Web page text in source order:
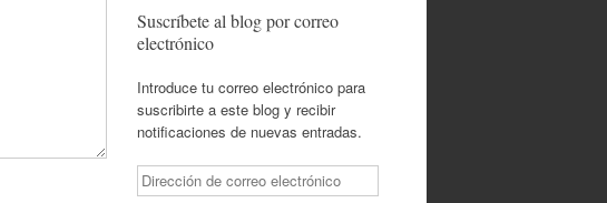
Suscríbete al blog por correo
electrónico
Introduce tu correo electrónico para
suscribirte a este blog y recibir
notificaciones de nuevas entradas.
Dirección
de